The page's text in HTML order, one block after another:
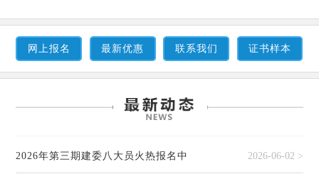
网上报名 最新优惠 联系我们 证书样本
2026年第三期建委八大员火热报名中 2026-06-02 >